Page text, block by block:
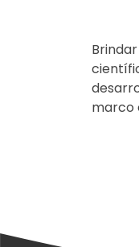
marco